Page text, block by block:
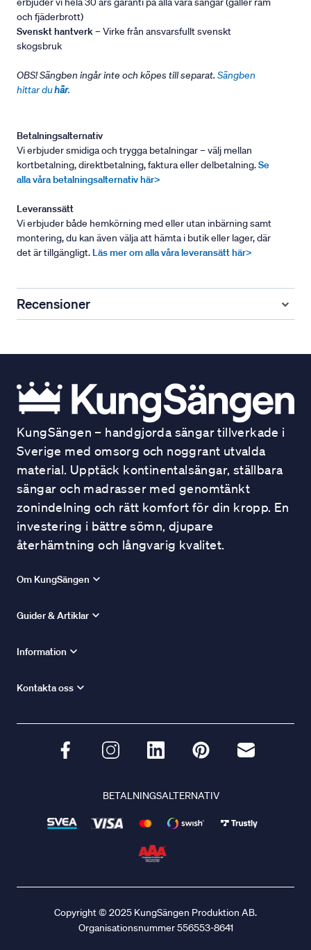
och fjäderbrott)
Svenskt hantverk– Virke från ansvarsfullt svenskt
skogsbruk
OBS! Sängben ingår inte och köpes till separat. Sängben
hittar duhär.
Betalningsalternativ
Vi erbjuder smidiga och trygga betalningar – välj mellan
kortbetalning, direktbetalning, faktura eller delbetalning.Se
alla våra betalningsalternativ här>
Leveranssätt
Vi erbjuder både hemkörning med eller utan inbärning samt
montering, du kan även välja att hämta i butik eller lager, där
det är tillgängligt. Läs mer om alla våra leveransätt här>
Recensioner
KungSängen – handgjorda sängar tillverkade i
Sverige med omsorg och noggrant utvalda
material. Upptäck kontinentalsängar, ställbara
sängar och madrasser med genomtänkt
zonindelning och rätt komfort för din kropp. En
investering i bättre sömn, djupare
återhämtning och långvarig kvalitet.
Om KungSängen
Guider & Artiklar
Information
Kontakta oss
BETALNINGSALTERNATIV
Copyright © 2025 KungSängen Produktion AB.
Organisationsnummer 556553-8641